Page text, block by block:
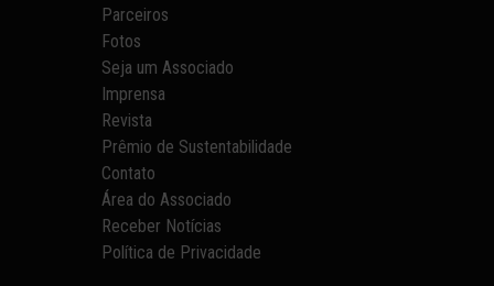
Parceiros
Fotos
Seja um Associado
Imprensa
Revista
Prêmio de Sustentabilidade
Contato
Área do Associado
Receber Notícias
Política de Privacidade